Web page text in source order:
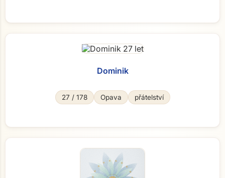
Dominik
27 / 178 Opava přátelství